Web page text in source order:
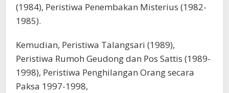
(1984), Peristiwa Penembakan Misterius (1982-
1985).
Kemudian, Peristiwa Talangsari (1989),
Peristiwa Rumoh Geudong dan Pos Sattis (1989-
1998), Peristiwa Penghilangan Orang secara
Paksa 1997-1998,